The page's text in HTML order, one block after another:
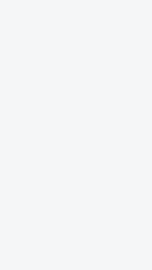
Im Internet kann man auch
Trikots kaufen. Habt ihr
Wir machen mehr Merchandising, die
Hahn hat viel dazu beigetragen.
bleibt natürlich der übliche Vorverkauf
deutlich mehr Viktoria-Trikots als
auch Schals, Kappen und andere
unserem Online-Shop an. Wir gehen
Was gibt es sonst Neues bei
Gerry Mai übernimmt die
vervollständigt und wir sind weiter
verbessern und auszubauen. Die
ausverkauft. Wir haben auch neue
uns über jede Unterstützung. Es
sind wir gut aufgestellt, aber natürlich
Lieber Holger, vielen Dank für das